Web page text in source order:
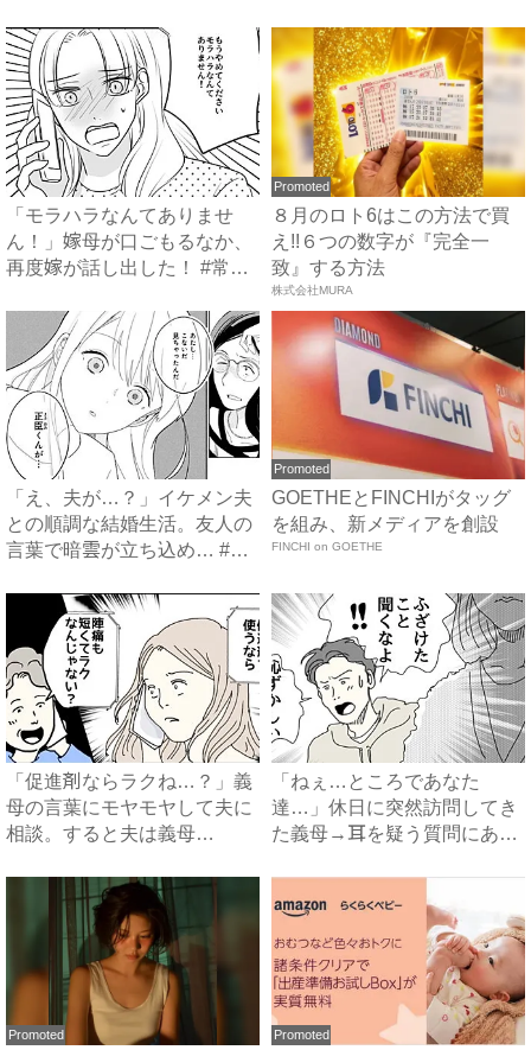
「モラハラなんてありませ
ん！」嫁母が口ごもるなか、
再度嫁が話し出した！ #常識
Promoted
８月のロト6はこの方法で買
え!!６つの数字が『完全一
致』する方法
株式会社MURA
「え、夫が…？」イケメン夫
との順調な結婚生活。友人の
言葉で暗雲が立ち込め… #
Promoted
GOETHEとFINCHIがタッグ
を組み、新メディアを創設
FINCHI on GOETHE
「促進剤ならラクね…？」義
母の言葉にモヤモヤして夫に
相談。すると夫は義母
「ねぇ…ところであなた
達…」休日に突然訪問してき
た義母→耳を疑う質問にあ
Promoted Promoted